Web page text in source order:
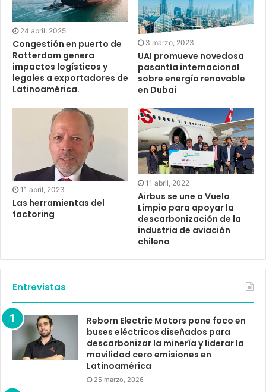
24 abril, 2025
Congestión en puerto de
Rotterdam genera
impactos logísticos y
legales a exportadores de
Latinoamérica.
3 marzo, 2023
UAI promueve novedosa
pasantía internacional
sobre energía renovable
en Dubai
11 abril, 2023
Las herramientas del
factoring
11 abril, 2022
Airbus se une a Vuelo
Limpio para apoyar la
descarbonización de la
industria de aviación
chilena
Entrevistas
Reborn Electric Motors pone foco en
buses eléctricos diseñados para
descarbonizar la minería y liderar la
movilidad cero emisiones en
Latinoamérica
25 marzo, 2026